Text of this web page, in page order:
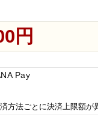
円
Pay
方法ごとに決済上限額が